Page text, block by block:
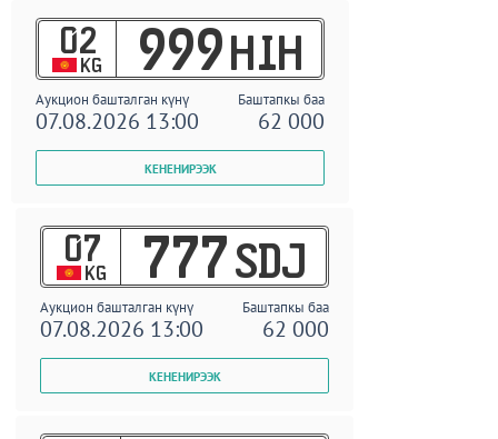
02
KG 999 HIH
Аукцион башталган күнү Баштапкы баа
07.08.2026 13:00 62 000
07
KG 777 SDJ
Аукцион башталган күнү Баштапкы баа
07.08.2026 13:00 62 000